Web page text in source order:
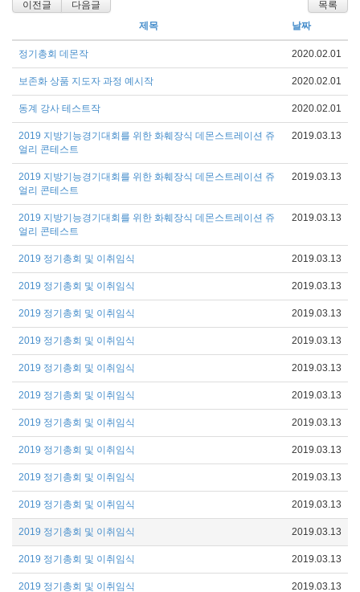
이전글 다음글 목록
제목 날짜
정기총회 데몬작 2020.02.01
보존화 상품 지도자 과정 예시작 2020.02.01
동계 강사 테스트작 2020.02.01
2019 지방기능경기대회를 위한 화훼장식 데몬스트레이션 쥬
얼리 콘테스트
2019.03.13
2019 지방기능경기대회를 위한 화훼장식 데몬스트레이션 쥬
얼리 콘테스트
2019.03.13
2019 지방기능경기대회를 위한 화훼장식 데몬스트레이션 쥬
얼리 콘테스트
2019.03.13
2019 정기총회 및 이취임식 2019.03.13
2019 정기총회 및 이취임식 2019.03.13
2019 정기총회 및 이취임식 2019.03.13
2019 정기총회 및 이취임식 2019.03.13
2019 정기총회 및 이취임식 2019.03.13
2019 정기총회 및 이취임식 2019.03.13
2019 정기총회 및 이취임식 2019.03.13
2019 정기총회 및 이취임식 2019.03.13
2019 정기총회 및 이취임식 2019.03.13
2019 정기총회 및 이취임식 2019.03.13
2019 정기총회 및 이취임식 2019.03.13
2019 정기총회 및 이취임식 2019.03.13
2019 정기총회 및 이취임식 2019.03.13